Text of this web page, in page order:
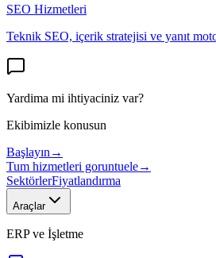
SEO Hizmetleri
Teknik SEO, içerik stratejisi ve yanıt
Yardima mi ihtiyaciniz var?
Ekibimizle konusun
Başlayın →
Tum hizmetleri goruntuele→
SektörlerFiyatlandırma
Araçlar
ERP ve İşletme